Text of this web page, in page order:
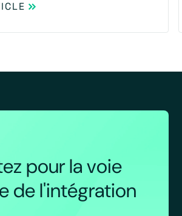
pour la voie
de l'intégration